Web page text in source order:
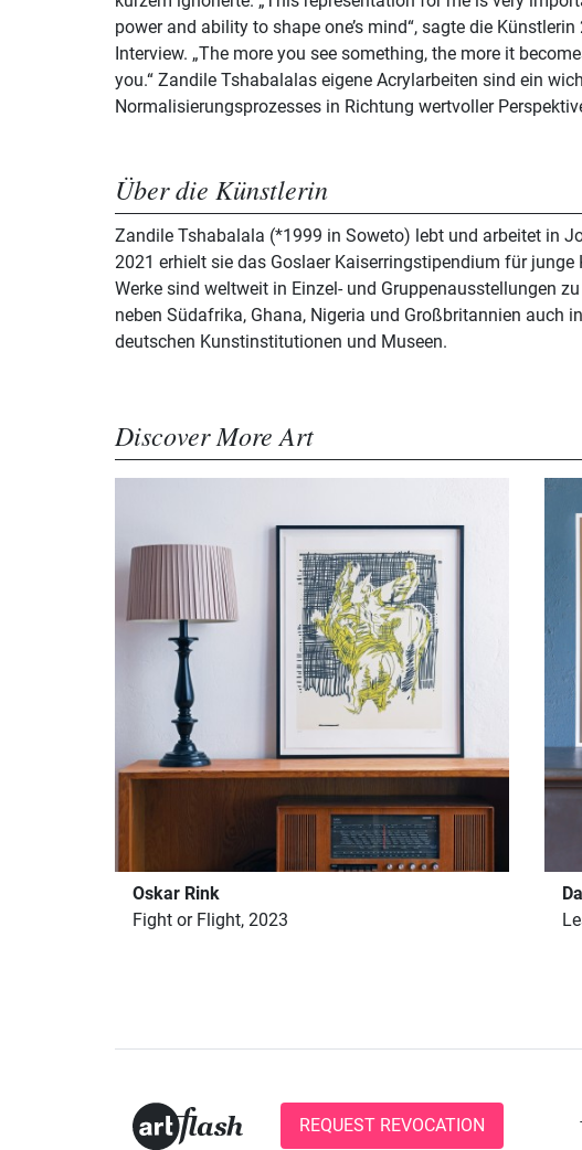
power and ability to shape one’s mind“, sagte die Künstlerin
Interview. „The more you see something, the more it
you.“ Zandile Tshabalalas eigene Acrylarbeiten sind ein
Normalisierungsprozesses in Richtung wertvoller
Über die Künstlerin
Zandile Tshabalala (*1999 in Soweto) lebt und arbeitet in
2021 erhielt sie das Goslaer Kaiserringstipendium für junge
Werke sind weltweit in Einzel- und Gruppenausstellungen
neben Südafrika, Ghana, Nigeria und Großbritannien auch
deutschen Kunstinstitutionen und Museen.
Discover More Art
Oskar Rink
Fight or Flight, 2023
REQUEST REVOCATION